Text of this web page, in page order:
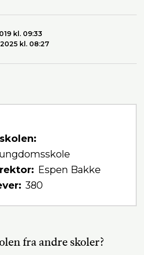
kl. 09:33
kl. 08:27
Espen Bakke
380
fra andre skoler?